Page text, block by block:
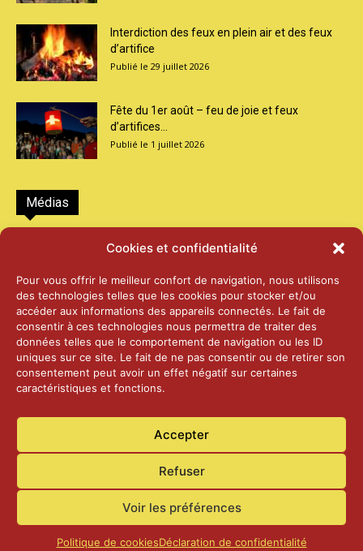
Cookies et confidentialité
Pour vous offrir le meilleur confort de navigation, nous utilisons
des technologies telles que les cookies pour stocker et/ou
accéder aux informations des appareils connectés. Le fait de
consentir à ces technologies nous permettra de traiter des
données telles que le comportement de navigation ou les ID
uniques sur ce site. Le fait de ne pas consentir ou de retirer son
consentement peut avoir un effet négatif sur certaines
caractéristiques et fonctions.
Accepter
Refuser
Voir les préférences
Politique de cookiesDéclaration de confidentialité
Interdiction des feux en plein air et des feux
d’artifice
29 juillet 2026
Fête du 1er août – feu de joie et feux
d’artifices...
1 juillet 2026
Médias
2026 – Laiterie d’Orsières et Abbaye de St-
25 juin 2026
2025 – Palais Fédéral – Berne
25 juin 2026
14 janvier 2025
Actualités Contact Confidentialité
© Commune de Laconnex2026